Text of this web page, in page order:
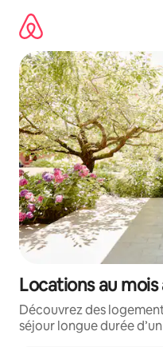
directement
contenu
Locations au mois
Découvrez des
séjour longue durée